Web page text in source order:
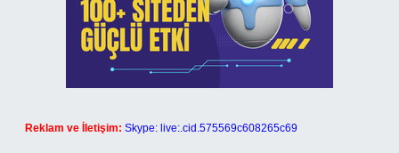
Reklam ve İletişim: Skype: live:.cid.575569c608265c69